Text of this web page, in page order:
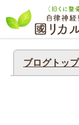
ブログトップ